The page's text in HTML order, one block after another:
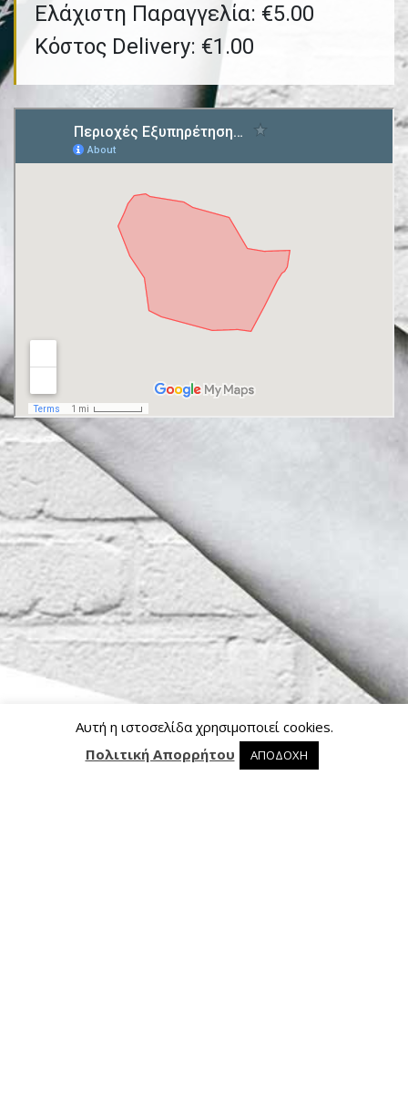
0 0 προϊόντα στο καλάθι
Ελάχιστη Παραγγελία: €5.00
Κόστος Delivery: €1.00
Αυτή η ιστοσελίδα χρησιμοποιεί cookies.
Πολιτική Απορρήτου
ΑΠΟΔΟΧΗ